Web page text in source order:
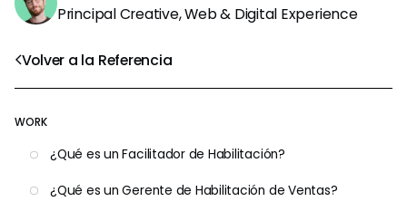
Volver a la Referencia
WORK
¿Qué es un Facilitador de Habilitación?
¿Qué es un Gerente de Habilitación de Ventas?
Principal Creative, Web & Digital Experience